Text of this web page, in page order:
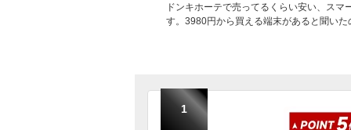
ドンキホーテで売ってるくらい安い、ス
す。3980円から買える端末があると聞い
1